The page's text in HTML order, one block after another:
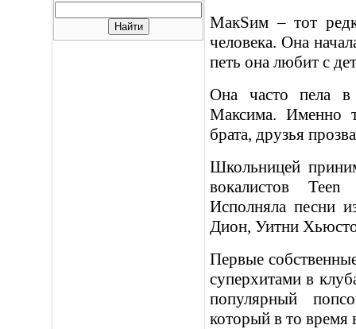
МакSим – тот
человека. Она
петь она любит с
Она часто пела в
Максима. Именно
брата, друзья
Школьницей
вокалистов
Исполняла песни
Дион, Уитни
Первые
суперхитами в
популярный
который в то